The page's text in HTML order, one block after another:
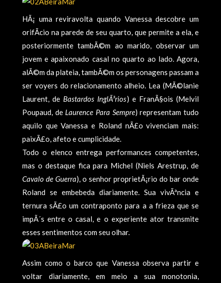
HÃ¡ uma reviravolta quando Vanessa descobre um
orifÃ­cio na parede de seu quarto, que permite a ela, e
posteriormente tambÃ©m ao marido, observar um
jovem e apaixonado casal no quarto ao lado. Agora,
alÃ©m da plateia, tambÃ©m os personagens passam a
ser voyers do relacionamento alheio. Lea (MÃ©lanie
Laurent, de Bastardos InglÃ³rios) e FranÃ§ois (Melvil
Poupaud, de Laurence Para Sempre) representam tudo
aquilo que Vanessa e Roland nÃ£o vivenciam mais:
paixÃ£o, afeto e cumplicidade.
Todo o elenco entrega performances competentes,
mas o destaque fica para Michel (Niels Arestrup, de
Cavalo de Guerra), o senhor proprietÃ¡rio do bar onde
Roland se embebeda diariamente. Sua vivÃªncia e
ternura sÃ£o um contraponto para a a frieza que se
impÃ´s entre o casal, e o experiente ator transmite
esses sentimentos com seu olhar.
Assim como o barco que Vanessa observa partir e
voltar diariamente, em meio a sua monotonia,